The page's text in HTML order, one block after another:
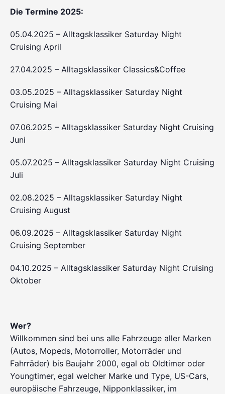
Die Termine 2025:
05.04.2025 – Alltagsklassiker Saturday Night
Cruising April
27.04.2025 – Alltagsklassiker Classics&Coffee
03.05.2025 – Alltagsklassiker Saturday Night
Cruising Mai
07.06.2025 – Alltagsklassiker Saturday Night Cruising
Juni
05.07.2025 – Alltagsklassiker Saturday Night Cruising
Juli
02.08.2025 – Alltagsklassiker Saturday Night
Cruising August
06.09.2025 – Alltagsklassiker Saturday Night
Cruising September
04.10.2025 – Alltagsklassiker Saturday Night Cruising
Oktober
Wer?
Willkommen sind bei uns alle Fahrzeuge aller Marken
(Autos, Mopeds, Motorroller, Motorräder und
Fahrräder) bis Baujahr 2000, egal ob Oldtimer oder
Youngtimer, egal welcher Marke und Type, US-Cars,
europäische Fahrzeuge, Nipponklassiker, im